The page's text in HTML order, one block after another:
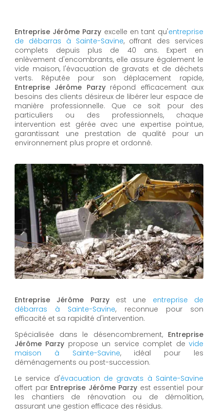
Entreprise Jérôme Parzy excelle en tant qu'entreprise
de débarras à Sainte-Savine, offrant des services
complets depuis plus de 40 ans. Expert en
enlèvement d'encombrants, elle assure également le
vide maison, l'évacuation de gravats et de déchets
verts. Réputée pour son déplacement rapide,
Entreprise Jérôme Parzyrépond efficacement aux
besoins des clients désireux de libérer leur espace de
manière professionnelle. Que ce soit pour des
particuliers ou des professionnels, chaque
intervention est gérée avec une expertise pointue,
garantissant une prestation de qualité pour un
environnement plus propre et ordonné.
Entreprise Jérôme Parzyest une entreprise de
débarras à Sainte-Savine, reconnue pour son
efficacité et sa rapidité d'intervention.
Spécialisée dans le désencombrement, Entreprise
Jérôme Parzy propose un service complet devide
maison à Sainte-Savine, idéal pour les
déménagements ou post-succession.
Le service d'évacuation de gravats à Sainte-Savine
offert par Entreprise Jérôme Parzy est essentiel pour
les chantiers de rénovation ou de démolition,
assurant une gestion efficace des résidus.